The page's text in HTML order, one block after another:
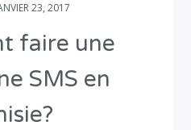
23, 2017
faire une
SMS en